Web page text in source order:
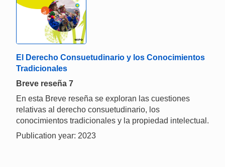
El Derecho Consuetudinario y los Conocimientos
Tradicionales
Breve reseña 7
En esta Breve reseña se exploran las cuestiones
relativas al derecho consuetudinario, los
conocimientos tradicionales y la propiedad intelectual.
Publication year: 2023